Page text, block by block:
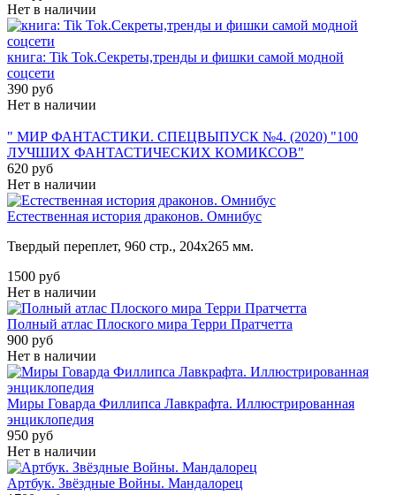
Нет в наличии
книга: Tik Tok.Секреты,тренды и фишки самой модной
соцсети
390 руб
Нет в наличии
" МИР ФАНТАСТИКИ. СПЕЦВЫПУСК №4. (2020) "100
ЛУЧШИХ ФАНТАСТИЧЕСКИХ КОМИКСОВ"
620 руб
Нет в наличии
Естественная история драконов. Омнибус
Твердый переплет, 960 стр., 204х265 мм.
1500 руб
Нет в наличии
Полный атлас Плоского мира Терри Пратчетта
900 руб
Нет в наличии
Миры Говарда Филлипса Лавкрафта. Иллюстрированная
энциклопедия
950 руб
Нет в наличии
Артбук. Звёздные Войны. Мандалорец